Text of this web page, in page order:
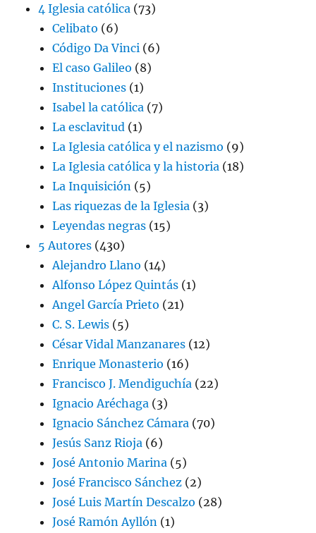
4 Iglesia católica (73)
Celibato (6)
Código Da Vinci (6)
El caso Galileo (8)
Instituciones (1)
Isabel la católica (7)
La esclavitud (1)
La Iglesia católica y el nazismo (9)
La Iglesia católica y la historia (18)
La Inquisición (5)
Las riquezas de la Iglesia (3)
Leyendas negras (15)
5 Autores (430)
Alejandro Llano (14)
Alfonso López Quintás (1)
Angel García Prieto (21)
C. S. Lewis (5)
César Vidal Manzanares (12)
Enrique Monasterio (16)
Francisco J. Mendiguchía (22)
Ignacio Aréchaga (3)
Ignacio Sánchez Cámara (70)
Jesús Sanz Rioja (6)
José Antonio Marina (5)
José Francisco Sánchez (2)
José Luis Martín Descalzo (28)
José Ramón Ayllón (1)